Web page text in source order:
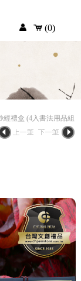
(0)
禮盒 (4入書法用品組